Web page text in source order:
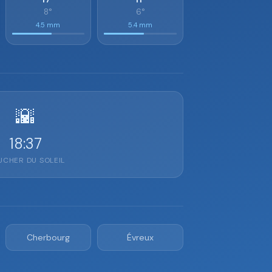
8°
4.5 mm
6°
5.4 mm
🌇
18:37
DU SOLEIL
Cherbourg Évreux